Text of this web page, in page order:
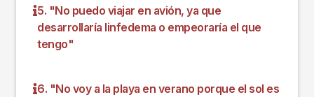
5. "No puedo viajar en avión, ya que
desarrollaría linfedema o empeoraría el que
tengo"
6. "No voy a la playa en verano porque el sol es